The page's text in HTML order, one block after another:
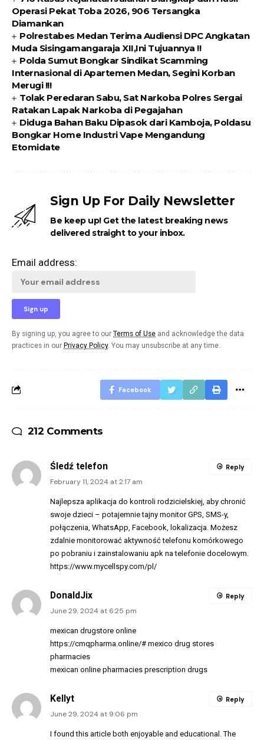
Operasi Pekat Toba 2026, 906 Tersangka
Diamankan
Polrestabes Medan Terima Audiensi DPC Angkatan
Muda Sisingamangaraja XII,Ini Tujuannya !!
Polda Sumut Bongkar Sindikat Scamming
Internasional di Apartemen Medan, Segini Korban
Merugi !!!
Tolak Peredaran Sabu, Sat Narkoba Polres Sergai
Ratakan Lapak Narkoba di Pegajahan
Diduga Bahan Baku Dipasok dari Kamboja, Poldasu
Bongkar Home Industri Vape Mengandung
Etomidate
Sign Up For Daily Newsletter
Be keep up! Get the latest breaking news
delivered straight to your inbox.
Email address:
By signing up, you agree to our Terms of Use and acknowledge the data
practices in our Privacy Policy. You may unsubscribe at any time.
Facebook
212 Comments
Śledź telefon
February 11, 2024 at 2:17 am
Najlepsza aplikacja do kontroli rodzicielskiej, aby chronić
swoje dzieci – potajemnie tajny monitor GPS, SMS-y,
połączenia, WhatsApp, Facebook, lokalizacja. Możesz
zdalnie monitorować aktywność telefonu komórkowego
po pobraniu i zainstalowaniu apk na telefonie docelowym.
https://www.mycellspy.com/pl/
Reply
DonaldJix
June 29, 2024 at 6:25 pm
mexican drugstore online
https://cmqpharma.online/# mexico drug stores
pharmacies
mexican online pharmacies prescription drugs
Reply
Kellyt
June 29, 2024 at 9:06 pm
I found this article both enjoyable and educational. The
Reply